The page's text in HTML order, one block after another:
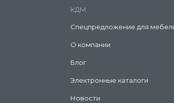
КДМ
Спецпредложение для
О компании
Блог
Электронные каталоги
Новости